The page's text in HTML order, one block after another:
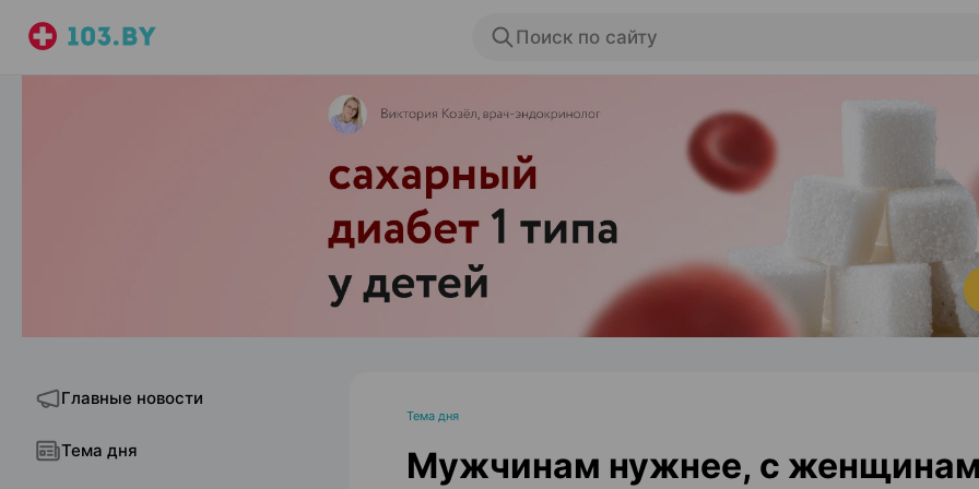
Поиск по сайту
Главные новости
Тема дня
Тема дня
Мужчинам нужнее, с